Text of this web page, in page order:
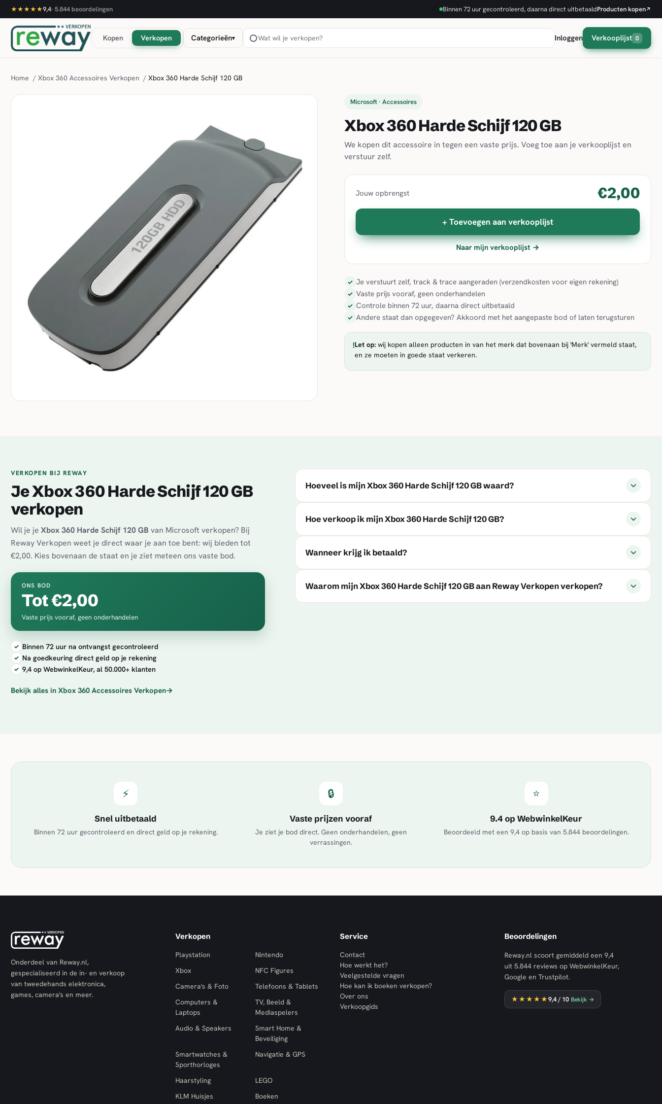
★★★★★9,4· 5.844 beoordelingen Binnen 72 uur gecontroleerd, daarna direct uitbetaaldProducten kopen↗
Kopen Verkopen Categorieën▾ Inloggen Verkooplijst 0
Home / Xbox 360 Accessoires Verkopen / Xbox 360 Harde Schijf 120 GB
Microsoft · Accessoires
Xbox 360 Harde Schijf 120 GB
We kopen dit accessoire in tegen een vaste prijs. Voeg toe aan je verkooplijst en
verstuur zelf.
Jouw opbrengst €2,00
+ Toevoegen aan verkooplijst
Naar mijn verkooplijst →
✓ Je verstuurt zelf, track & trace aangeraden (verzendkosten voor eigen rekening)
✓ Vaste prijs vooraf, geen onderhandelen
✓ Controle binnen 72 uur, daarna direct uitbetaald
✓ Andere staat dan opgegeven? Akkoord met het aangepaste bod of laten terugsturen
!Let op:wij kopen alleen producten in van het merk dat bovenaan bij 'Merk' vermeld staat,
en ze moeten in goede staat verkeren.
VERKOPEN BIJ REWAY
Je Xbox 360 Harde Schijf 120 GB
verkopen
Wil je je Xbox 360 Harde Schijf 120 GB van Microsoft verkopen? Bij
Reway Verkopen weet je direct waar je aan toe bent: wij bieden tot
€2,00. Kies bovenaan de staat en je ziet meteen ons vaste bod.
ONS BOD
Tot €2,00
Vaste prijs vooraf, geen onderhandelen
Binnen 72 uur na ontvangst gecontroleerd
Na goedkeuring direct geld op je rekening
9,4 op WebwinkelKeur, al 50.000+ klanten
Bekijk alles in Xbox 360 Accessoires Verkopen→
Hoeveel is mijn Xbox 360 Harde Schijf 120 GB waard?
Hoe verkoop ik mijn Xbox 360 Harde Schijf 120 GB?
Wanneer krijg ik betaald?
Waarom mijn Xbox 360 Harde Schijf 120 GB aan Reway Verkopen verkopen?
⚡
Snel uitbetaald
Binnen 72 uur gecontroleerd en direct geld op je rekening.
🔒
Vaste prijzen vooraf
Je ziet je bod direct. Geen onderhandelen, geen
verrassingen.
⭐
9.4 op WebwinkelKeur
Beoordeeld met een 9,4op basis van 5.844beoordelingen.
Onderdeel van Reway.nl,
gespecialiseerd in de in- en verkoop
van tweedehands elektronica,
games, camera's en meer.
Verkopen
Playstation
Nintendo
Xbox
NFC Figures
Camera's & Foto
Telefoons & Tablets
Computers &
Laptops
TV, Beeld &
Mediaspelers
Audio & Speakers
Smart Home &
Beveiliging
Smartwatches &
Sporthorloges
Navigatie & GPS
Haarstyling
LEGO
KLM Huisjes
Boeken
Service
Contact
Hoe werkt het?
Veelgestelde vragen
Hoe kan ik boeken verkopen?
Over ons
Verkoopgids
Beoordelingen
Reway.nl scoort gemiddeld een 9,4
uit 5.844 reviews op WebwinkelKeur,
Google en Trustpilot.
★★★★★9,4/ 10 Bekijk →